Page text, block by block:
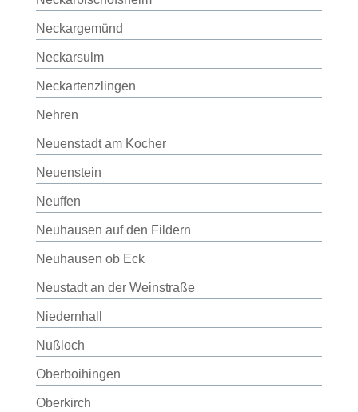
Neckargemünd
Neckarsulm
Neckartenzlingen
Nehren
Neuenstadt am Kocher
Neuenstein
Neuffen
Neuhausen auf den Fildern
Neuhausen ob Eck
Neustadt an der Weinstraße
Niedernhall
Nußloch
Oberboihingen
Oberkirch